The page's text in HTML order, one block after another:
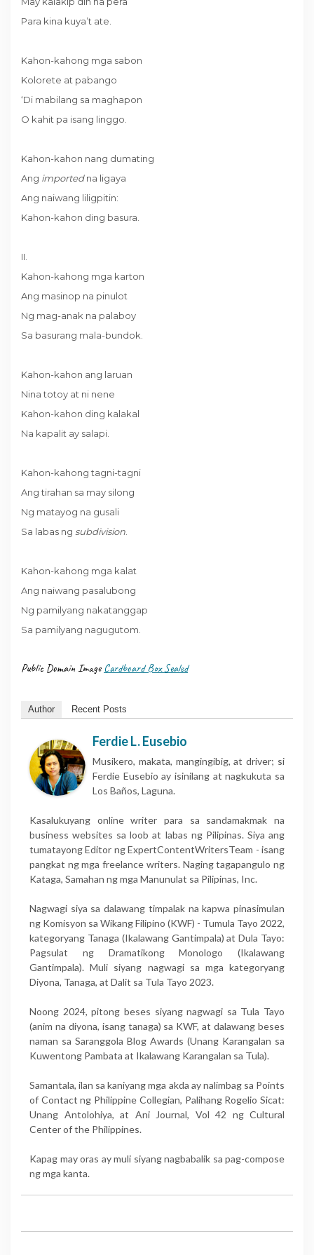
Para kina kuya’t ate.
Kahon-kahong mga sabon
Kolorete at pabango
‘Di mabilang sa maghapon
O kahit pa isang linggo.
Kahon-kahon nang dumating
Ang importedna ligaya
Ang naiwang liligpitin:
Kahon-kahon ding basura.
II.
Kahon-kahong mga karton
Ang masinop na pinulot
Ng mag-anak na palaboy
Sa basurang mala-bundok.
Kahon-kahon ang laruan
Nina totoy at ni nene
Kahon-kahon ding kalakal
Na kapalit ay salapi.
Kahon-kahong tagni-tagni
Ang tirahan sa may silong
Ng matayog na gusali
Sa labas ng subdivision.
Kahon-kahong mga kalat
Ang naiwang pasalubong
Ng pamilyang nakatanggap
Sa pamilyang nagugutom.
Public Domain Image Cardboard Box Sealed
Author Recent Posts
Ferdie L. Eusebio
Musikero, makata, mangingibig, at driver; si
Ferdie Eusebio ay isinilang at nagkukuta sa
Los Baños, Laguna.
Kasalukuyang online writer para sa sandamakmak na
business websites sa loob at labas ng Pilipinas. Siya ang
tumatayong Editor ng ExpertContentWritersTeam - isang
pangkat ng mga freelance writers. Naging tagapangulo ng
Kataga, Samahan ng mga Manunulat sa Pilipinas, Inc.
Nagwagi siya sa dalawang timpalak na kapwa pinasimulan
ng Komisyon sa Wikang Filipino (KWF) - Tumula Tayo 2022,
kategoryang Tanaga (Ikalawang Gantimpala) at Dula Tayo:
Pagsulat ng Dramatikong Monologo (Ikalawang
Gantimpala). Muli siyang nagwagi sa mga kategoryang
Diyona, Tanaga, at Dalit sa Tula Tayo 2023.
Noong 2024, pitong beses siyang nagwagi sa Tula Tayo
(anim na diyona, isang tanaga) sa KWF, at dalawang beses
naman sa Saranggola Blog Awards (Unang Karangalan sa
Kuwentong Pambata at Ikalawang Karangalan sa Tula).
Samantala, ilan sa kaniyang mga akda ay nalimbag sa Points
of Contact ng Philippine Collegian, Palihang Rogelio Sicat:
Unang Antolohiya, at Ani Journal, Vol 42 ng Cultural
Center of the Philippines.
Kapag may oras ay muli siyang nagbabalik sa pag-compose
ng mga kanta.